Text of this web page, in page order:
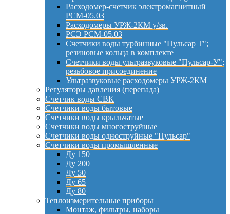
Расходомер-счетчик электромагнитный
РСМ-05.03
Расходомеры УРЖ-2КМ у/зв.
РСЭ РСМ-05.03
Счетчики воды турбинные "Пульсар Т";
резиновые кольца в комплекте
Счетчики воды ультразвуковые "Пульсар-У";
резьбовое присоединение
Ультразвуковые расходомеры УРЖ-2КМ
Регуляторы давления (перепада)
Счетчик воды СВК
Счетчики воды бытовые
Счетчики воды крыльчатые
Счетчики воды многоструйные
Счетчики воды одноструйные "Пульсар"
Счетчики воды промышленные
Ду 150
Ду 200
Ду 50
Ду 65
Ду 80
Теплоизмерительные приборы
Монтаж, фильтры, наборы